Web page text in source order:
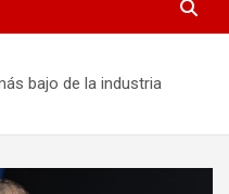
bajo de la industria